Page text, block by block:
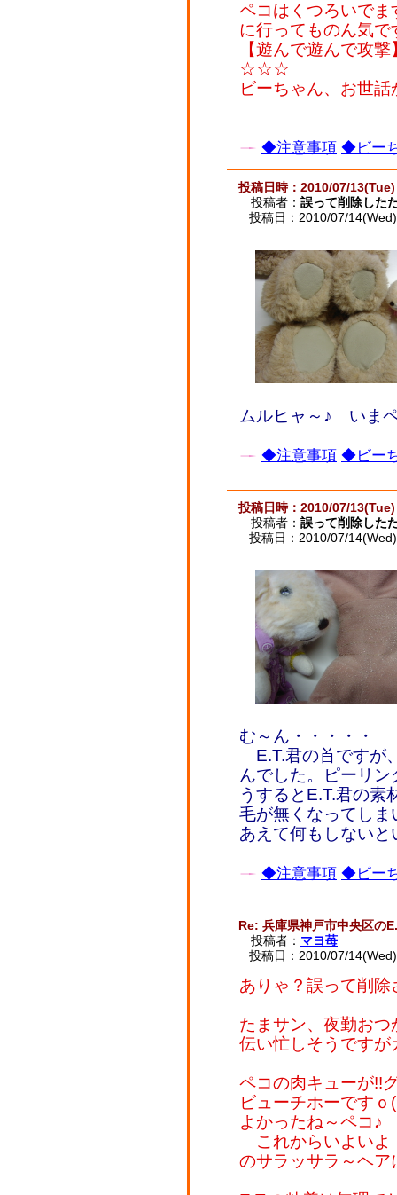
ペコはくつろいで
に行ってものん気
【遊んで遊んで攻
☆☆☆
ビーちゃん、お世話
◆注意事項 ◆ビー
投稿日時：2010/07/
投稿者： 誤って削除した
投稿日：2010/07/
ムルヒャ～♪ いま
◆注意事項 ◆ビー
投稿日時：2010/07/
投稿者： 誤って削除した
投稿日：2010/07/
む～ん・・・・・
E.T.君の首ですが
んでした。ピーリ
うするとE.T.君の素
毛が無くなってし
あえて何もしない
◆注意事項 ◆ビー
Re: 兵庫県神戸市中央区の
投稿者： マヨ苺
投稿日：2010/07/
ありゃ？誤って削
たまサン、夜勤お
伝い忙しそうですが
ペコの肉キューが!!
ビューチホーです
よかったね～ペコ♪
これからいよいよ
のサラッサラ～ヘ